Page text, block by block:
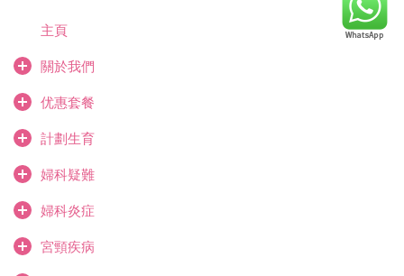
主頁
關於我們
优惠套餐
計劃生育
婦科疑難
婦科炎症
宮頸疾病